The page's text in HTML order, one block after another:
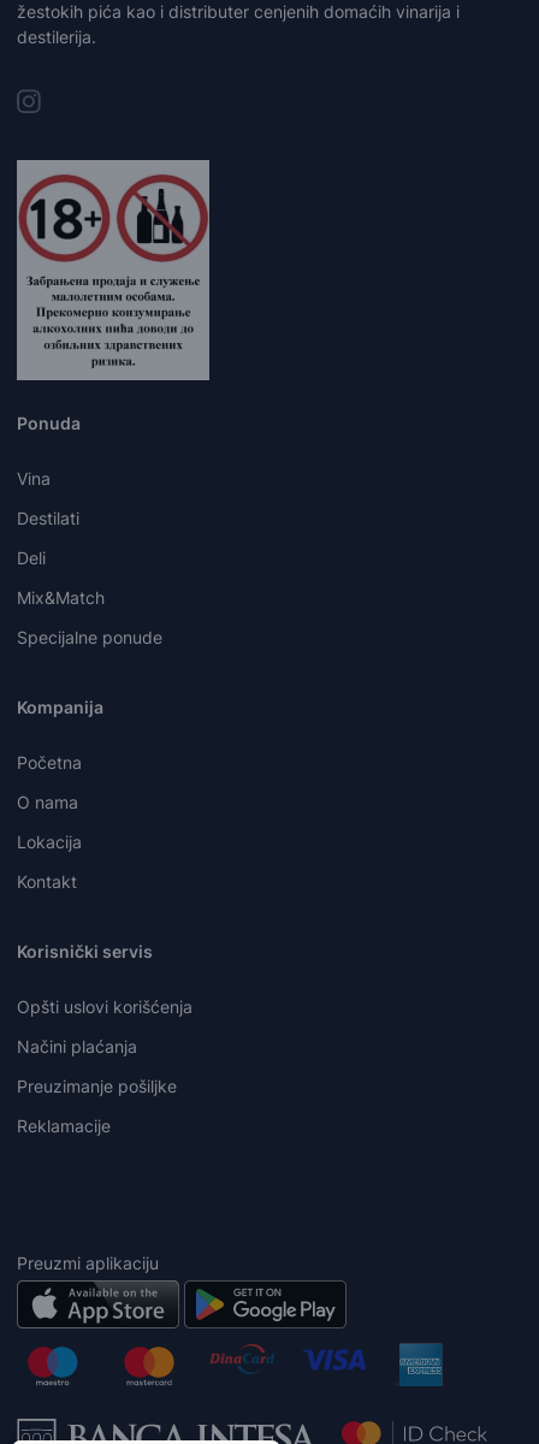
žestokih pića kao i distributer cenjenih domaćih vinarija i
destilerija.
Ponuda
Vina
Destilati
Deli
Mix&Match
Specijalne ponude
Kompanija
Početna
O nama
Lokacija
Kontakt
Korisnički servis
Opšti uslovi korišćenja
Načini plaćanja
Preuzimanje pošiljke
Reklamacije
Preuzmi aplikaciju